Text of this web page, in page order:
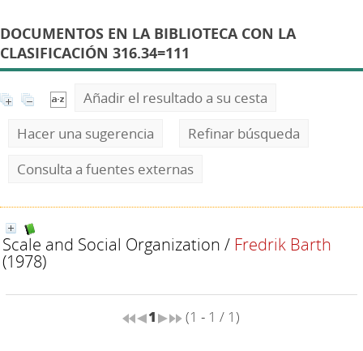
DOCUMENTOS EN LA BIBLIOTECA CON LA
CLASIFICACIÓN 316.34=111
Añadir el resultado a su cesta
Hacer una sugerencia
Refinar búsqueda
Consulta a fuentes externas
Scale and Social Organization / Fredrik Barth
(1978)
1 (1 - 1 / 1)